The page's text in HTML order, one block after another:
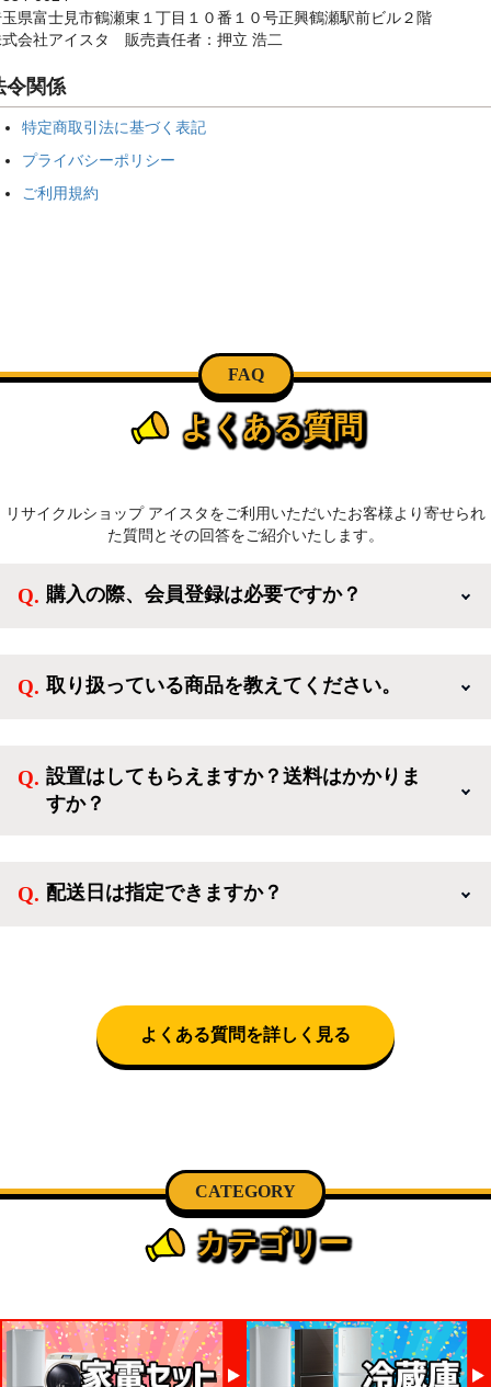
県富士見市鶴瀬東１丁目１０番１０号正興鶴瀬駅前ビル２階
会社アイスタ 販売責任者：押立 浩二
令関係
特定商取引法に基づく表記
プライバシーポリシー
ご利用規約
FAQ
よくある質問
リサイクルショップ アイスタをご利用いただいたお客様より寄せられ
た質問とその回答をご紹介いたします。
購入の際、会員登録は必要ですか？
方、登録しなくてもカートに商品を入れた後、ログイ
取り扱っている商品を教えてください。
活を応援するような家電セットから、季節・空調家
電、調理家電、生活家電まで、幅広く中古家電を取り
設置はしてもらえますか？送料はかかりま
すか？
神奈川・千葉)において自社配送を選択いただくこと
配送日は指定できますか？
話にて日時決定に関するご連絡をさせて頂きます。
よくある質問を詳しく見る
CATEGORY
カテゴリー